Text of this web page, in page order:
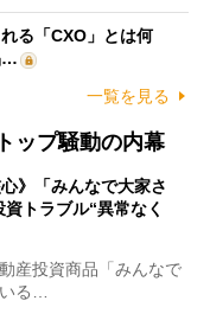
る「CXO」とは何
…
一覧を見る
ップ騒動の内幕
》「みんなで大家さ
トラブル“異常なく
産投資商品「みんなで
る…